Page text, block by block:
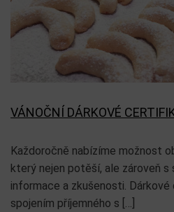
VÁNOČNÍ DÁRKOVÉ
Každoročně nabízíme možnost
který nejen potěší, ale zároveň s
informace a zkušenosti.
spojením příjemného s […]